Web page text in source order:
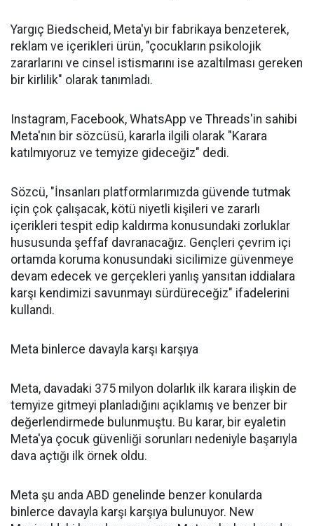
Yargıç Biedscheid, Meta'yı bir fabrikaya benzeterek,
reklam ve içerikleri ürün, "çocukların psikolojik
zararlarını ve cinsel istismarını ise azaltılması gereken
bir kirlilik" olarak tanımladı.
Instagram, Facebook, WhatsApp ve Threads'in sahibi
Meta'nın bir sözcüsü, kararla ilgili olarak "Karara
katılmıyoruz ve temyize gideceğiz" dedi.
Sözcü, "İnsanları platformlarımızda güvende tutmak
için çok çalışacak, kötü niyetli kişileri ve zararlı
içerikleri tespit edip kaldırma konusundaki zorluklar
hususunda şeffaf davranacağız. Gençleri çevrim içi
ortamda koruma konusundaki sicilimize güvenmeye
devam edecek ve gerçekleri yanlış yansıtan iddialara
karşı kendimizi savunmayı sürdüreceğiz" ifadelerini
kullandı.
Meta binlerce davayla karşı karşıya
Meta, davadaki 375 milyon dolarlık ilk karara ilişkin de
temyize gitmeyi planladığını açıklamış ve benzer bir
değerlendirmede bulunmuştu. Bu karar, bir eyaletin
Meta'ya çocuk güvenliği sorunları nedeniyle başarıyla
dava açtığı ilk örnek oldu.
Meta şu anda ABD genelinde benzer konularda
binlerce davayla karşı karşıya bulunuyor. New